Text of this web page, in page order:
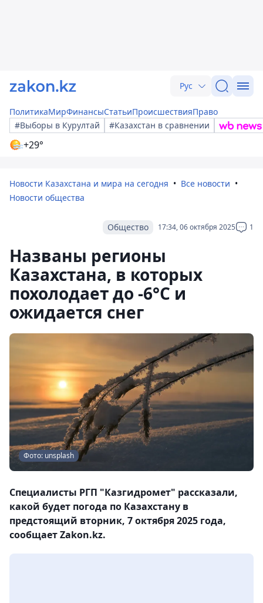
Рус
ПолитикаМирФинансыСтатьиПроисшествияПраво
#Выборы в Курултай
#Казахстан в сравнении
+29°
Новости Казахстана и мира на сегодня
Все новости
Новости общества
17:34, 06 октября 2025 1
Общество
Названы регионы
Казахстана, в которых
похолодает до -6°С и
ожидается снег
Фото: unsplash
Специалисты РГП "Казгидромет" рассказали,
какой будет погода по Казахстану в
предстоящий вторник, 7 октября 2025 года,
сообщает Zakon.kz.